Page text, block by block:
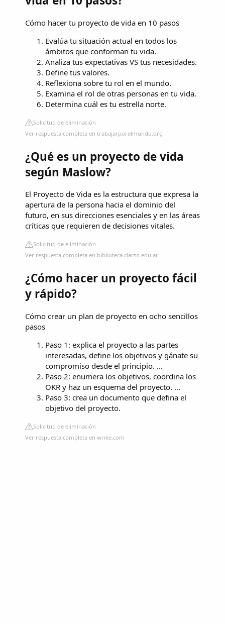
Cómo hacer tu proyecto de vida en 10 pasos
Evalúa tu situación actual en todos los
ámbitos que conforman tu vida.
Analiza tus expectativas VS tus necesidades.
Define tus valores.
Reflexiona sobre tu rol en el mundo.
Examina el rol de otras personas en tu vida.
Determina cuál es tu estrella norte.
Solicitud de eliminación
Ver respuesta completa en trabajarporelmundo.org
¿Qué es un proyecto de vida
según Maslow?
El Proyecto de Vida es la estructura que expresa la
apertura de la persona hacia el dominio del
futuro, en sus direcciones esenciales y en las áreas
críticas que requieren de decisiones vitales.
Solicitud de eliminación
Ver respuesta completa en biblioteca.clacso.edu.ar
¿Cómo hacer un proyecto fácil
y rápido?
Cómo crear un plan de proyecto en ocho sencillos
pasos
Paso 1: explica el proyecto a las partes
interesadas, define los objetivos y gánate su
compromiso desde el principio. ...
Paso 2: enumera los objetivos, coordina los
OKR y haz un esquema del proyecto. ...
Paso 3: crea un documento que defina el
objetivo del proyecto.
Solicitud de eliminación
Ver respuesta completa en wrike.com